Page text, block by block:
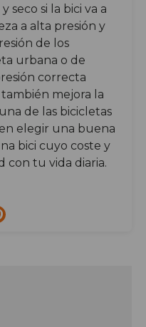
seco si la bici va a
a alta presión y
de los
urbana o de
correcta
mejora la
de las bicicletas
elegir una buena
bici cuyo coste y
con tu vida diaria.